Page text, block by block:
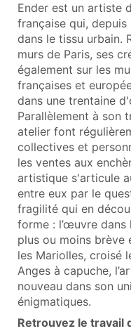
Ender est un artiste
française qui,
dans le tissu urbain.
murs de Paris, ses
également sur les
françaises et
dans une trentaine
Parallèlement à son
atelier font
collectives et
les ventes aux
artistique s'articule
entre eux par le
fragilité qui en
forme : l’œuvre
plus ou moins brève
les Mariolles, croisé
Anges à capuche,
nouveau dans son
énigmatiques.
Retrouvez le travail